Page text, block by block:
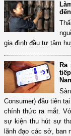
gia đình đầu tư tâm
Consumer) đầu tiên
chính thức ra mắt.
sự kiện thu hút sự
lãnh đạo các sở, ban